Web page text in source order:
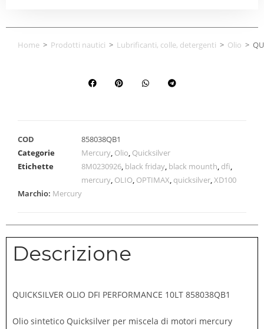
Home > Prodotti nautici > Lubrificanti, colle, detergenti > Olio >
COD
858038QB1
Categorie
Mercury, Olio, Quicksilver
Etichette
8M0230926, black friday, black mounth, dfi,
mercury, OLIO, OPTIMAX, quicksilver,XD100
Marchio: Mercury
Descrizione
QUICKSILVER OLIO DFI PERFORMANCE 10LT 858038QB1
Olio sintetico Quicksilver per miscela di motori mercury